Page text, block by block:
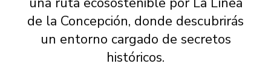
de la Concepción, donde descubrirás
un entorno cargado de secretos
históricos.